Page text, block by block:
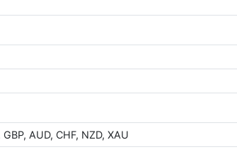
AUD, CHF, NZD, XAU